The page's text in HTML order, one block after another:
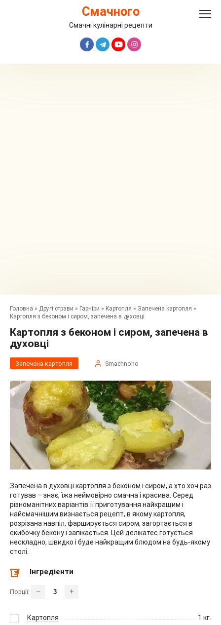
Смачного
Смачні кулінарні рецепти
Головна » Другі страви » Гарніри » Картопля » Запечена картопля »
Картопля з беконом і сиром, запечена в духовці
Картопля з беконом і сиром, запечена в
духовці
Запечена картопля Smachnoho
Запечена в духовці картопля з беконом і сиром, а хто хоч раз
готував – знає, їжа неймовірно смачна і красива. Серед
різноманітних варіантів її приготування найкращим і
найсмачнішим визнається рецепт, в якому картопля,
розрізана навпіл, фарширується сиром, загортається в
скибочку бекону і запікається. Цей делікатес готується
нескладно, швидко і буде найкращим блюдом на будь-якому
столі.
Інгредієнти
Порції: – +
Картопля 1 кг.